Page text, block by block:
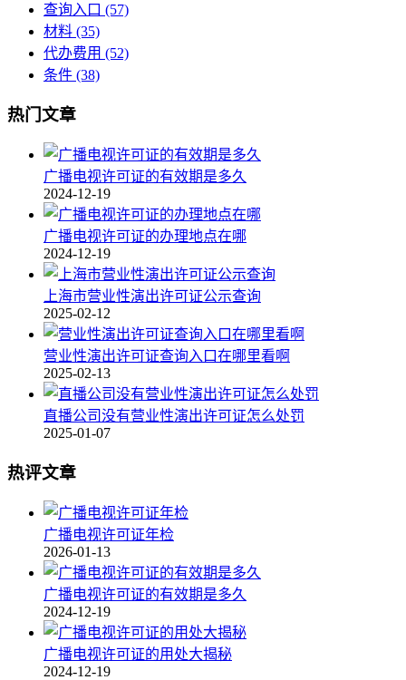
查询入口 (57)
材料 (35)
代办费用 (52)
条件 (38)
热门文章
广播电视许可证的有效期是多久
2024-12-19
广播电视许可证的办理地点在哪
2024-12-19
上海市营业性演出许可证公示查询
2025-02-12
营业性演出许可证查询入口在哪里看啊
2025-02-13
直播公司没有营业性演出许可证怎么处罚
2025-01-07
热评文章
广播电视许可证年检
2026-01-13
广播电视许可证的有效期是多久
2024-12-19
广播电视许可证的用处大揭秘
2024-12-19